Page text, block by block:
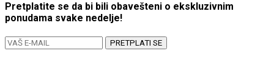
Pretplatite se da bi bili obavešteni o ekskluzivnim
ponudama svake nedelje!
PRETPLATI SE